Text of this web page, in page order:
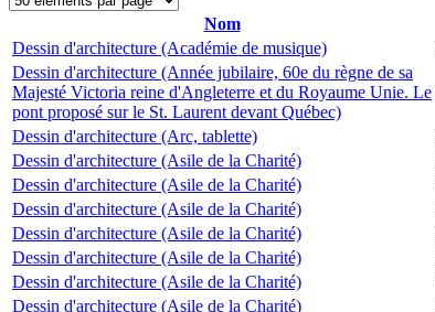
Nom
Dessin d'architecture (Académie de musique)
Dessin d'architecture (Année jubilaire, 60e du règne de sa
Majesté Victoria reine d'Angleterre et du Royaume Unie. Le
pont proposé sur le St. Laurent devant Québec)
Dessin d'architecture (Arc, tablette)
Dessin d'architecture (Asile de la Charité)
Dessin d'architecture (Asile de la Charité)
Dessin d'architecture (Asile de la Charité)
Dessin d'architecture (Asile de la Charité)
Dessin d'architecture (Asile de la Charité)
Dessin d'architecture (Asile de la Charité)
Dessin d'architecture (Asile de la Charité)